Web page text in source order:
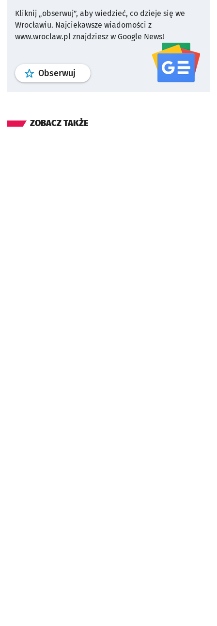
Kliknij „obserwuj”, aby wiedzieć, co dzieje się we
Wrocławiu. Najciekawsze wiadomości z
www.wroclaw.pl znajdziesz w Google News!
Obserwuj profil serwisu
ZOBACZ TAKŻE